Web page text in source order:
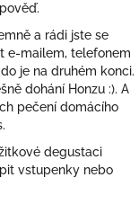
a rádi jste se
e-mailem, telefonem
je na druhém konci.
dohání Honzu :). A
pečení domácího
degustaci
vstupenky nebo